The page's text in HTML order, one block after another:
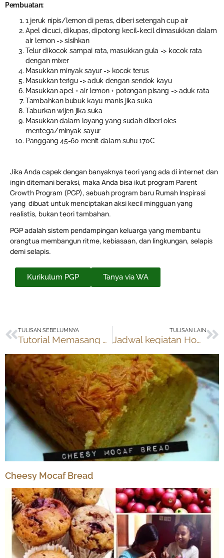
Pembuatan:
1 jeruk nipis/lemon di peras, diberi setengah cup air
Apel dicuci, dikupas, dipotong kecil-kecil dimasukkan dalam
air lemon -> sisihkan
Telur dikocok sampai rata, masukkan gula -> kocok rata
dengan mixer
Masukkan minyak sayur -> kocok terus
Masukkan terigu -> aduk dengan sendok kayu
Masukkan apel + air lemon + potongan pisang -> aduk rata
Tambahkan bubuk kayu manis jika suka
Taburkan wijen jika suka
Masukkan dalam loyang yang sudah diberi oles
mentega/minyak sayur
Panggang 45-60 menit dalam suhu 170C
Jika Anda capek dengan banyaknya teori yang ada di internet dan
ingin ditemani beraksi, maka Anda bisa ikut program Parent
Growth Program (PGP), sebuah program baru Rumah Inspirasi
yang dibuat untuk menciptakan aksi kecil mingguan yang
realistis, bukan teori tambahan.
PGP adalah sistem pendampingan keluarga yang membantu
orangtua membangun ritme, kebiasaan, dan lingkungan, selapis
demi selapis.
Kurikulum PGP Tanya via WA
Prev
TULISAN SEBELUMNYA
Tutorial Memasang Tombol Google +1
TULISAN LAIN
Jadwal kegiatan Homeschooling
Cheesy Mocaf Bread